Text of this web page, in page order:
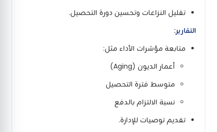
تقليل النزاعات وتحسين دورة التحصيل.
التقارير:
متابعة مؤشرات الأداء مثل:
أعمار الديون (Aging)
متوسط فترة التحصيل
نسبة الالتزام بالدفع
تقديم توصيات للإدارة.